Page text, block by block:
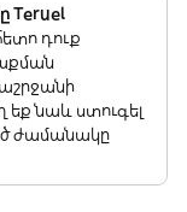
Teruel
դուք
եք նաև ստուգել
ժամանակը